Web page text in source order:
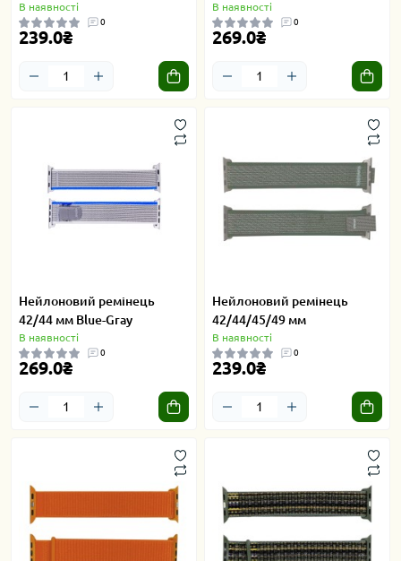
В наявності
0
239.0₴
В наявності
0
269.0₴
Нейлоновий ремінець
42/44 мм Blue-Gray
В наявності
0
269.0₴
Нейлоновий ремінець
42/44/45/49 мм
В наявності
0
239.0₴